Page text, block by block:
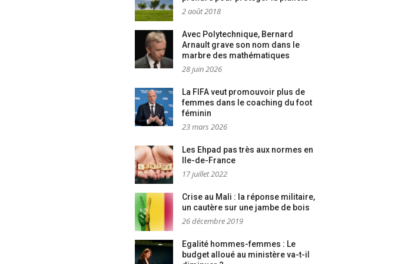
2 août 2018
Avec Polytechnique, Bernard
Arnault grave son nom dans le
marbre des mathématiques
28 juin 2026
La FIFA veut promouvoir plus de
femmes dans le coaching du foot
féminin
23 mars 2026
Les Ehpad pas très aux normes en
Ile-de-France
17 juillet 2022
Crise au Mali : la réponse militaire,
un cautère sur une jambe de bois
26 décembre 2019
Egalité hommes-femmes : Le
budget alloué au ministère va-t-il